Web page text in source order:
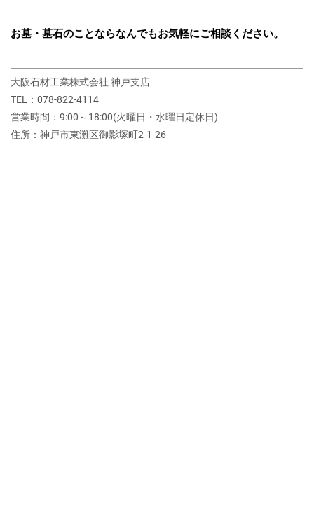
お墓・墓石のことならなんでもお気軽にご相談ください。
大阪石材工業株式会社 神戸支店
TEL：078-822-4114
営業時間：9:00～18:00(火曜日・水曜日定休日)
住所：神戸市東灘区御影塚町2‐1‐26